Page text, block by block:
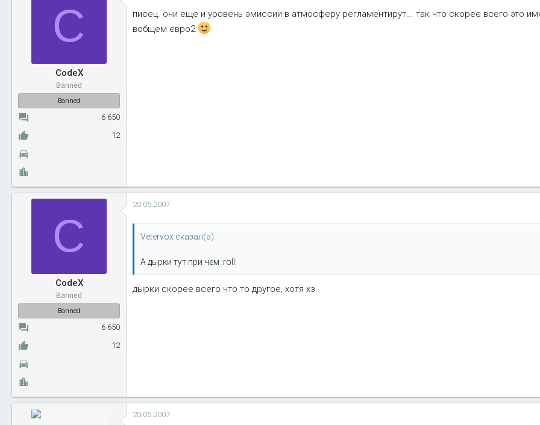
C
CodeX
Banned
Banned
6 650
12
писец. они еще и уровень эмиссии в атмосферу регламентирут... так что скорее всего это
вобщем евро2
C
CodeX
Banned
Banned
6 650
12
20.05.2007
Vetervox сказал(а):
А дырки тут при чем :roll:
дырки скорее всего что то другое, хотя хз.
20.05.2007